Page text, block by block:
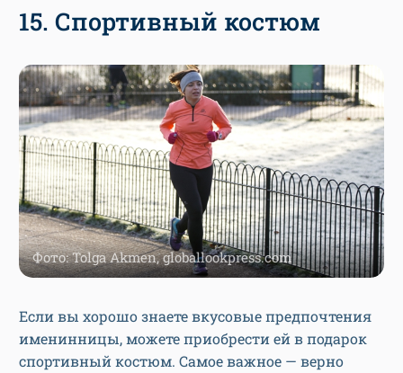
15. Спортивный костюм
Фото: Tolga Akmen, globallookpress.com
Если вы хорошо знаете вкусовые предпочтения
именинницы, можете приобрести ей в подарок
спортивный костюм. Самое важное — верно